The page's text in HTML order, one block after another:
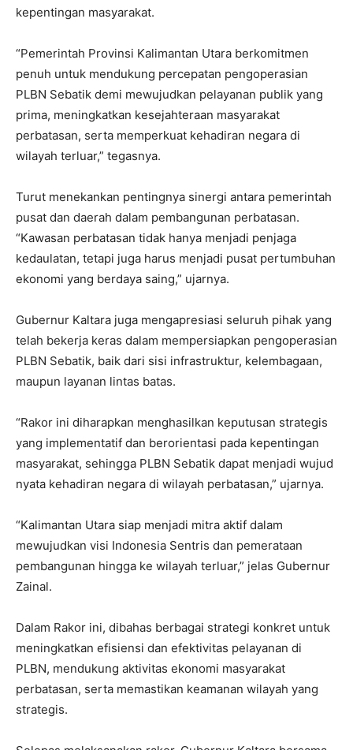
kepentingan masyarakat.
“Pemerintah Provinsi Kalimantan Utara berkomitmen
penuh untuk mendukung percepatan pengoperasian
PLBN Sebatik demi mewujudkan pelayanan publik yang
prima, meningkatkan kesejahteraan masyarakat
perbatasan, serta memperkuat kehadiran negara di
wilayah terluar,” tegasnya.
Turut menekankan pentingnya sinergi antara pemerintah
pusat dan daerah dalam pembangunan perbatasan.
“Kawasan perbatasan tidak hanya menjadi penjaga
kedaulatan, tetapi juga harus menjadi pusat pertumbuhan
ekonomi yang berdaya saing,” ujarnya.
Gubernur Kaltara juga mengapresiasi seluruh pihak yang
telah bekerja keras dalam mempersiapkan pengoperasian
PLBN Sebatik, baik dari sisi infrastruktur, kelembagaan,
maupun layanan lintas batas.
“Rakor ini diharapkan menghasilkan keputusan strategis
yang implementatif dan berorientasi pada kepentingan
masyarakat, sehingga PLBN Sebatik dapat menjadi wujud
nyata kehadiran negara di wilayah perbatasan,” ujarnya.
“Kalimantan Utara siap menjadi mitra aktif dalam
mewujudkan visi Indonesia Sentris dan pemerataan
pembangunan hingga ke wilayah terluar,” jelas Gubernur
Zainal.
Dalam Rakor ini, dibahas berbagai strategi konkret untuk
meningkatkan efisiensi dan efektivitas pelayanan di
PLBN, mendukung aktivitas ekonomi masyarakat
perbatasan, serta memastikan keamanan wilayah yang
strategis.